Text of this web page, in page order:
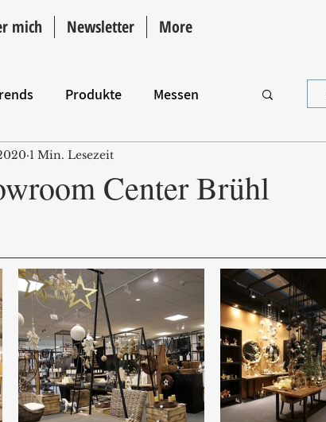
mich Newsletter More
Produkte Messen
Center Brühl
1 Min. Lesezeit